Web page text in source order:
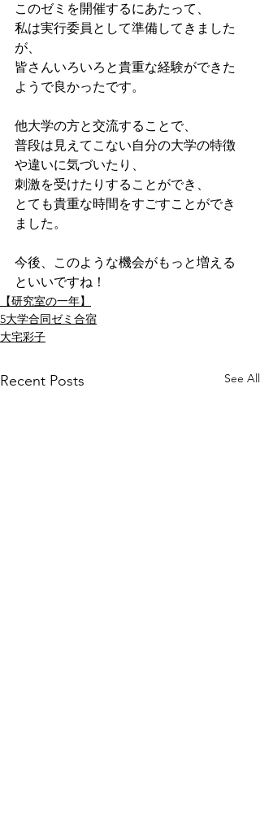
このゼミを開催するにあたって、
私は実行委員として準備してきました
が、
皆さんいろいろと貴重な経験ができた
ようで良かったです。
他大学の方と交流することで、
普段は見えてこない自分の大学の特徴
や違いに気づいたり、
刺激を受けたりすることができ、
とても貴重な時間をすごすことができ
ました。
今後、このような機会がもっと増える
といいですね！
【研究室の一年】
5大学合同ゼミ合宿
大宅彩子
Recent Posts See All